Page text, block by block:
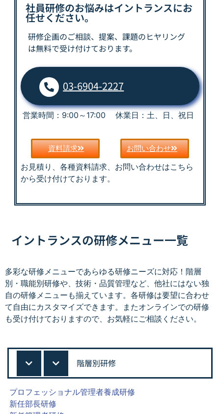
社員研修のお悩みはイントランスにお
任せください。
研修企画のご相談、提案、課題のヒヤリング
は無料で受け付けております。
03-6904-2227
営業時間：9:00～17:00 休業日：土、日、祝日
資料請求 お問い合わせ
お見積り、各種資料請求、お問い合わせはこちら
から受け付けております。
イントランスの研修メニュー一覧
多彩な研修メニューであらゆる研修ニーズに対応！階層
別・職能別研修や、技術・品質管理など、他社にはない独
自の研修メニューも揃えています。各研修は要望に合わせ
て自由にカスタマイズできます。またオンラインでの研修
も受け付けておりますので、お気軽にご相談ください。
階層別研修
プロフェッショナル管理者養成研修
新任部長研修